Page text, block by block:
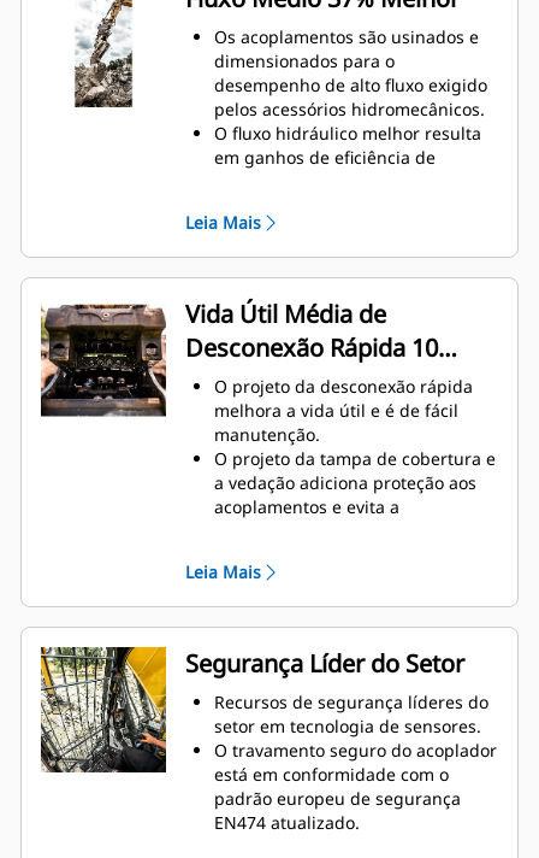
Os acoplamentos são usinados e
dimensionados para o
desempenho de alto fluxo exigido
pelos acessórios hidromecânicos.
O fluxo hidráulico melhor resulta
em ganhos de eficiência de
A mola fechada evita a
contaminação do sistema
hidráulico.
As conexões de fluido à prova de
falhas criam um sistema para a
vazão de fluido hidráulico e
nenhuma oportunidade para
derramamentos durante a troca
de ferramentas.
Mangueiras roteadas
internamente no suporte e
acoplador usam menos
mangueiras externas, reduzindo
reparo.
Leia Mais
Vida Útil Média de
Desconexão Rápida 10
Vezes Melhor
O projeto da desconexão rápida
melhora a vida útil e é de fácil
manutenção.
O projeto da tampa de cobertura e
a vedação adiciona proteção aos
acoplamentos e evita a
A posição usinada de desconexões
rápidas cria a melhor conexão
entre o suporte e o acoplador.
Os acoplamentos de desconexão
rápida são instalados na mesma
direção da força de travamento
com um flange sólido para
garantir um encaixe firme. Sem
anéis de travamento ou porcas
que aumentam as chances de
peças soltas ou quebradas.
Leia Mais
Segurança Líder do Setor
Recursos de segurança líderes do
setor em tecnologia de sensores.
O travamento seguro do acoplador
está em conformidade com o
padrão europeu de segurança
EN474 atualizado.